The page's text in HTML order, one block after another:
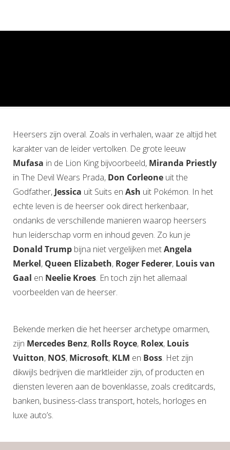
Heersers zijn overal. Zoals in verhalen, waar ze altijd het
karakter van de leider vertolken. De grote leeuw
Mufasa in de Lion King bijvoorbeeld, Miranda Priestly
in The Devil Wears Prada, Don Corleone uit the
Godfather, Jessica uit Suits en Ash uit Pokémon. In het
echte leven is de heerser ook direct herkenbaar,
ondanks de verschillende manieren waarop heersers
hun leiderschap vorm en inhoud geven. Zo kun je
Donald Trump bijna niet vergelijken metAngela
Merkel, Queen Elizabeth, Roger Federer, Louis van
Gaal en Neelie Kroes. En toch zijn het allemaal
voorbeelden van de heerser.
Bekende merken die het heerser archetype omarmen,
zijn Mercedes Benz, Rolls Royce, Rolex, Louis
Vuitton, NOS, Microsoft, KLM en Boss. Het zijn
dikwijls bedrijven die marktleider zijn, of producten en
diensten leveren aan de bovenklasse, zoals creditcards,
banken, business-class transport, hotels, horloges en
luxe auto’s.